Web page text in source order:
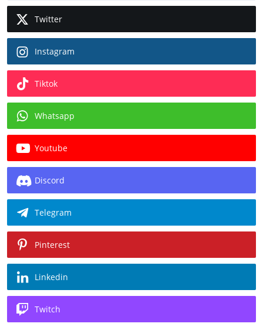
Twitter
Instagram
Tiktok
Whatsapp
Youtube
Discord
Telegram
Pinterest
Linkedin
Twitch